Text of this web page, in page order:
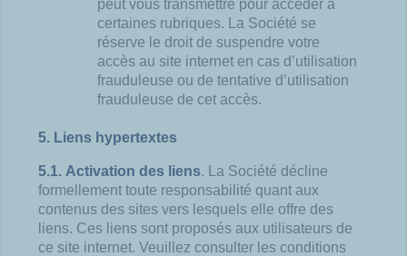
peut vous transmettre pour accéder à
certaines rubriques. La Société se
réserve le droit de suspendre votre
accès au site internet en cas d’utilisation
frauduleuse ou de tentative d’utilisation
frauduleuse de cet accès.
5. Liens hypertextes
5.1. Activation des liens. La Société décline
formellement toute responsabilité quant aux
contenus des sites vers lesquels elle offre des
liens. Ces liens sont proposés aux utilisateurs de
ce site internet. Veuillez consulter les conditions